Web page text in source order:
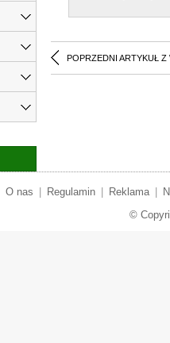
POPRZEDNI ARTYKUŁ Z
O nas Regulamin Reklama
©